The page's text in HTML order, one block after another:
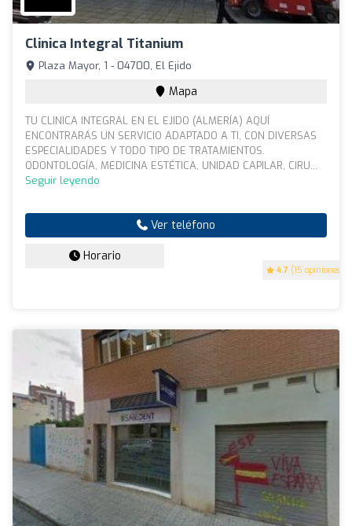
Clinica Integral Titanium
4.7 (15 opiniones)
Plaza Mayor, 1 - 04700, El Ejido
Mapa
TU CLINICA INTEGRAL EN EL EJIDO (ALMERÍA) AQUÍ
ENCONTRARÁS UN SERVICIO ADAPTADO A TI, CON DIVERSAS
ESPECIALIDADES Y TODO TIPO DE TRATAMIENTOS.
ODONTOLOGÍA, MEDICINA ESTÉTICA, UNIDAD CAPILAR, CIRU...
Seguir leyendo
Ver teléfono
Horario